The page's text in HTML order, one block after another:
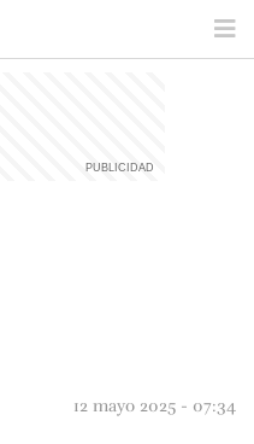
12 mayo 2025 - 07:34